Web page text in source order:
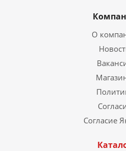
О
Согласие